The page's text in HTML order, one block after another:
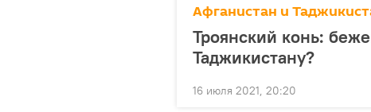
Афганистан и
Троянский конь:
Таджикистану?
16 июля 2021, 20:20